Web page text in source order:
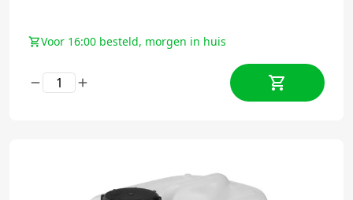
Voor 16:00 besteld, morgen in huis